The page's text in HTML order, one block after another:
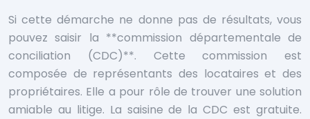
Si cette démarche ne donne pas de résultats, vous
pouvez saisir la **commission départementale de
conciliation (CDC)**. Cette commission est
composée de représentants des locataires et des
propriétaires. Elle a pour rôle de trouver une solution
amiable au litige. La saisine de la CDC est gratuite.